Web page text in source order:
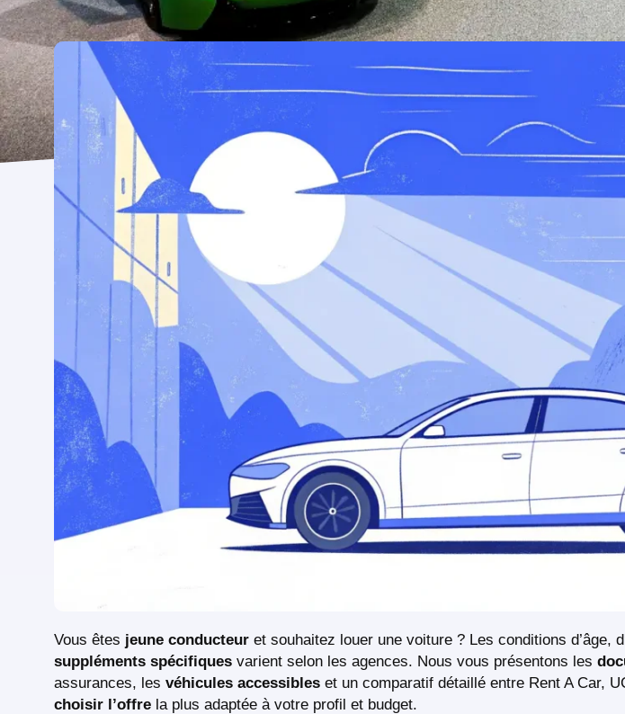
Vous êtes jeune conducteur et souhaitez louer une voiture ? Les conditions d’âge,
suppléments spécifiques varient selon les agences. Nous vous présentons les
assurances, les véhicules accessibles et un comparatif détaillé entre Rent A Car,
choisir l’offre la plus adaptée à votre profil et budget.